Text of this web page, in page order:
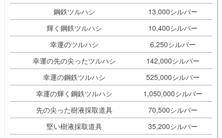
鋼鉄ツルハシ
13,000シルバー
輝く鋼鉄ツルハシ
10,400シルバー
幸運のツルハシ
6,250シルバー
幸運の先の尖ったツルハシ
142,000シルバー
幸運の鋼鉄ツルハシ
525,000シルバー
幸運の輝く鋼鉄ツルハシ
1,050,000シルバー
先の尖った樹液採取道具
70,500シルバー
堅い樹液採取道具
35,200シルバー